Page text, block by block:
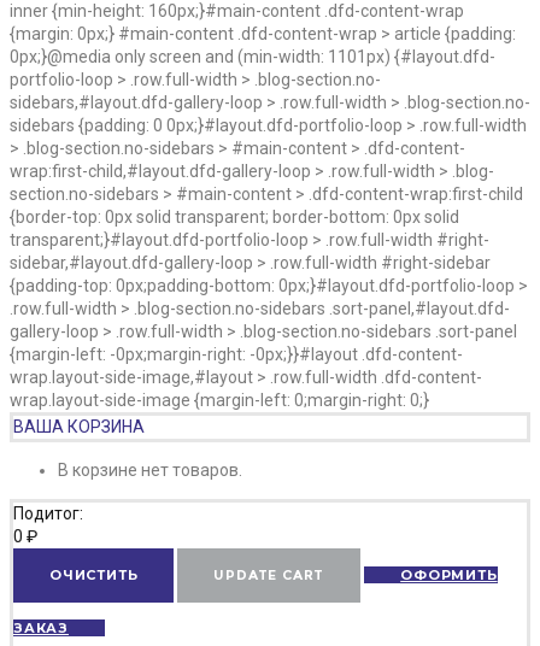
inner {min-height: 160px;}#main-content .dfd-content-wrap
{margin: 0px;} #main-content .dfd-content-wrap > article {padding:
0px;}@media only screen and (min-width: 1101px) {#layout.dfd-
portfolio-loop > .row.full-width > .blog-section.no-
sidebars,#layout.dfd-gallery-loop > .row.full-width > .blog-section.no-
sidebars {padding: 0 0px;}#layout.dfd-portfolio-loop > .row.full-width
> .blog-section.no-sidebars > #main-content > .dfd-content-
wrap:first-child,#layout.dfd-gallery-loop > .row.full-width > .blog-
section.no-sidebars > #main-content > .dfd-content-wrap:first-child
{border-top: 0px solid transparent; border-bottom: 0px solid
transparent;}#layout.dfd-portfolio-loop > .row.full-width #right-
sidebar,#layout.dfd-gallery-loop > .row.full-width #right-sidebar
{padding-top: 0px;padding-bottom: 0px;}#layout.dfd-portfolio-loop >
.row.full-width > .blog-section.no-sidebars .sort-panel,#layout.dfd-
gallery-loop > .row.full-width > .blog-section.no-sidebars .sort-panel
{margin-left: -0px;margin-right: -0px;}}#layout .dfd-content-
wrap.layout-side-image,#layout > .row.full-width .dfd-content-
wrap.layout-side-image {margin-left: 0;margin-right: 0;}
ВАША КОРЗИНА
В корзине нет товаров.
Подитог:
0 ₽
ОЧИСТИТЬ UPDATE CART ОФОРМИТЬ
ЗАКАЗ